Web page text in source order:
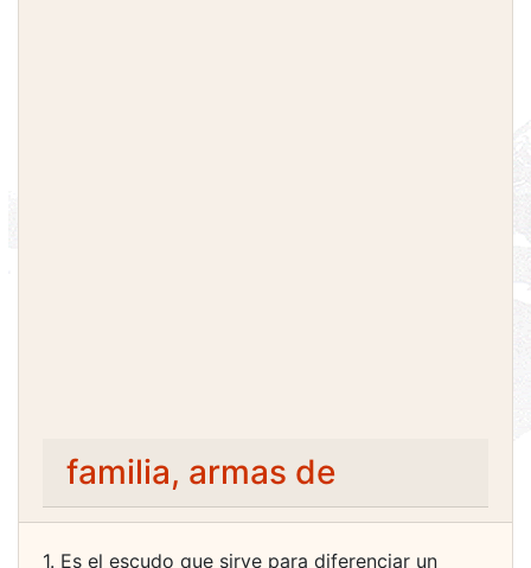
familia, armas de
1. Es el escudo que sirve para diferenciar un